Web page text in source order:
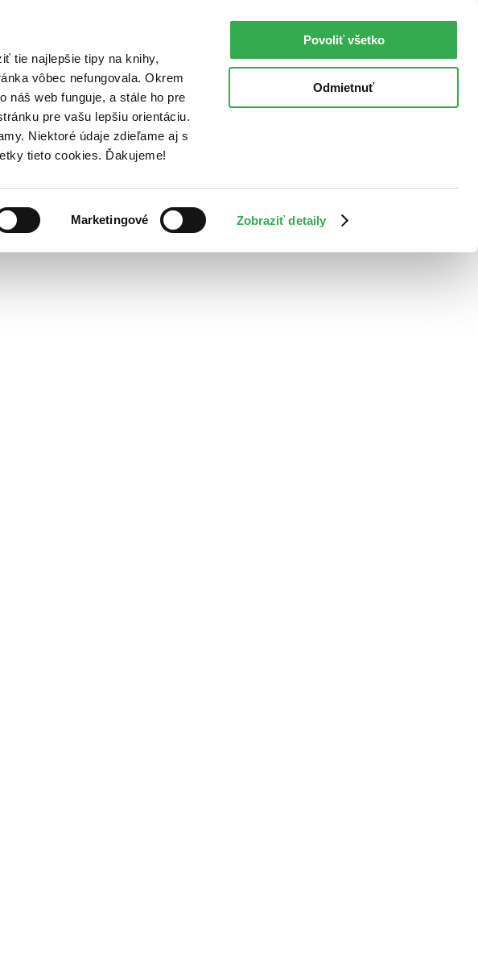
tie najlepšie tipy na knihy,
vôbec nefungovala. Okrem
náš web funguje, a stále ho pre
pre vašu lepšiu orientáciu.
Niektoré údaje zdieľame aj s
tieto cookies. Ďakujeme!
Marketingové Zobraziť detaily
Povoliť všetko
Odmietnuť